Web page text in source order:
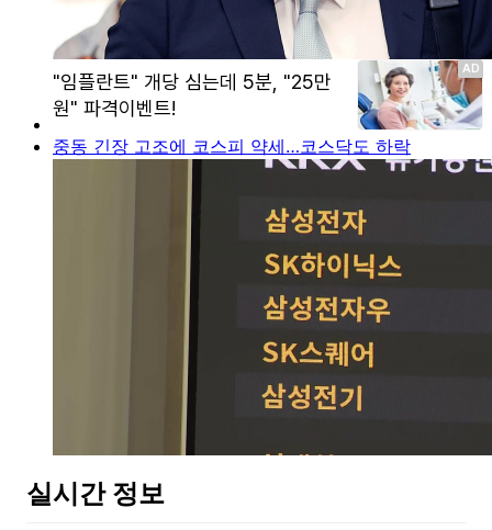
중동 긴장 고조에 코스피 약세…코스닥도 하락
실시간 정보